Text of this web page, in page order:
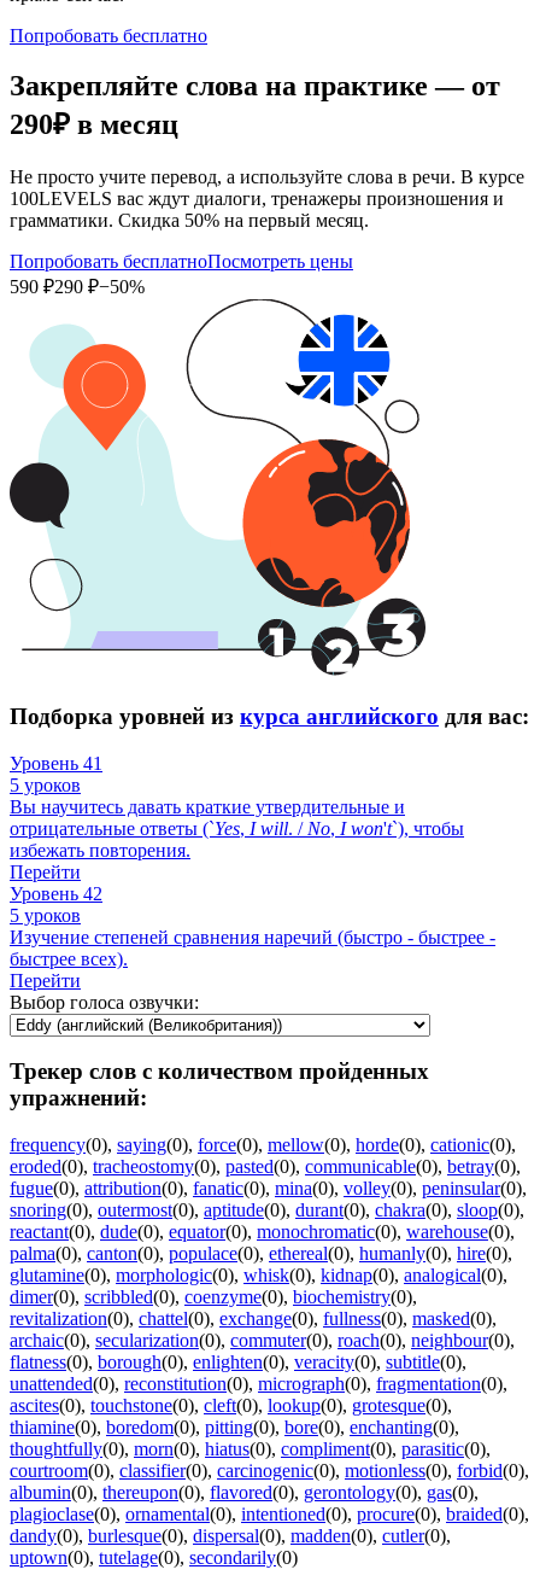
Попробовать бесплатно
Закрепляйте слова на практике — от
290₽ в месяц
Не просто учите перевод, а используйте слова в речи. В курсе
100LEVELS вас ждут диалоги, тренажеры произношения и
грамматики. Скидка 50% на первый месяц.
Попробовать бесплатноПосмотреть цены
590 ₽290 ₽−50%
Подборка уровней из курса английского для вас:
Уровень 41
5 уроков
Вы научитесь давать краткие утвердительные и
отрицательные ответы (`Yes, I will. / No, I won't`), чтобы
избежать повторения.
Перейти
Уровень 42
5 уроков
Изучение степеней сравнения наречий (быстро - быстрее -
быстрее всех).
Перейти
Выбор голоса озвучки:
Трекер слов с количеством пройденных
упражнений:
frequency(0), saying(0), force(0), mellow(0), horde(0), cationic(0),
eroded(0), tracheostomy(0), pasted(0), communicable(0), betray(0),
fugue(0), attribution(0), fanatic(0), mina(0), volley(0), peninsular(0),
snoring(0), outermost(0), aptitude(0), durant(0), chakra(0), sloop(0),
reactant(0), dude(0), equator(0), monochromatic(0), warehouse(0),
palma(0), canton(0), populace(0), ethereal(0), humanly(0), hire(0),
glutamine(0), morphologic(0), whisk(0), kidnap(0), analogical(0),
dimer(0), scribbled(0), coenzyme(0), biochemistry(0),
revitalization(0), chattel(0), exchange(0), fullness(0), masked(0),
archaic(0), secularization(0), commuter(0), roach(0), neighbour(0),
flatness(0), borough(0), enlighten(0), veracity(0), subtitle(0),
unattended(0), reconstitution(0), micrograph(0), fragmentation(0),
ascites(0), touchstone(0), cleft(0), lookup(0), grotesque(0),
thiamine(0), boredom(0), pitting(0), bore(0), enchanting(0),
thoughtfully(0), morn(0), hiatus(0), compliment(0), parasitic(0),
courtroom(0), classifier(0), carcinogenic(0), motionless(0), forbid(0),
albumin(0), thereupon(0), flavored(0), gerontology(0), gas(0),
plagioclase(0), ornamental(0), intentioned(0), procure(0), braided(0),
dandy(0), burlesque(0), dispersal(0), madden(0), cutler(0),
uptown(0), tutelage(0), secondarily(0)